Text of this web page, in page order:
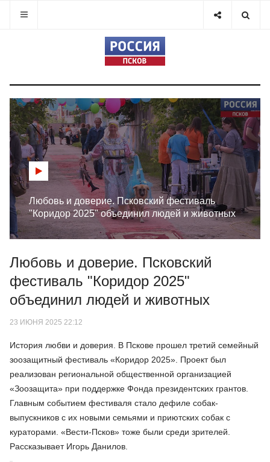
Любовь и доверие. Псковский фестиваль
"Коридор 2025" объединил людей и животных
Любовь и доверие. Псковский
фестиваль "Коридор 2025"
объединил людей и животных
23 ИЮНЯ 2025 22:12
История любви и доверия. В Пскове прошел третий семейный
зоозащитный фестиваль «Коридор 2025». Проект был
реализован региональной общественной организацией
«Зоозащита» при поддержке Фонда президентских грантов.
Главным событием фестиваля стало дефиле собак-
выпускников с их новыми семьями и приютских собак с
кураторами. «Вести-Псков» тоже были среди зрителей.
Рассказывает Игорь Данилов.